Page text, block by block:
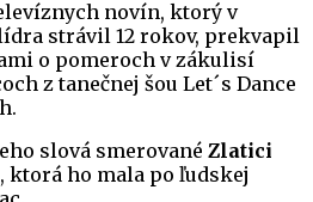
novín, ktorý v
strávil 12 rokov, prekvapil
o pomeroch v zákulisí
z tanečnej šou Let´s Dance
slová smerované Zlatici
, ktorá ho mala po ľudskej